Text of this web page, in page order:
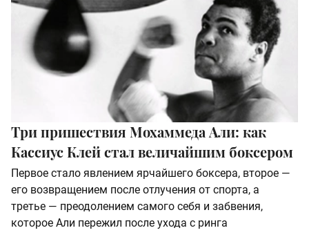
Три пришествия Мохаммеда Али: как
Кассиус Клей стал величайшим боксером
Первое стало явлением ярчайшего боксера, второе —
его возвращением после отлучения от спорта, а
третье — преодолением самого себя и забвения,
которое Али пережил после ухода с ринга